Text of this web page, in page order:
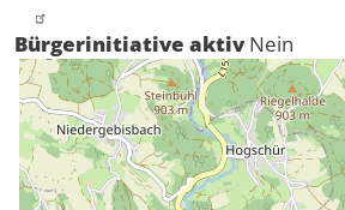
Bürgerinitiative aktiv Nein